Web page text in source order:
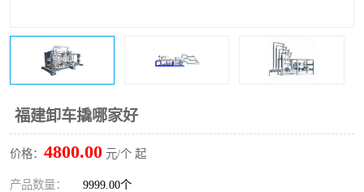
福建卸车撬哪家好
价格： 4800.00 元/个 起
产品数量： 9999.00个